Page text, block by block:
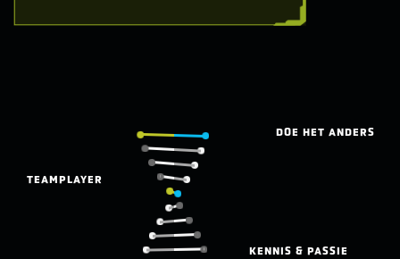
TEAMPLAYER
DOE HET ANDERS
KENNIS & PASSIE